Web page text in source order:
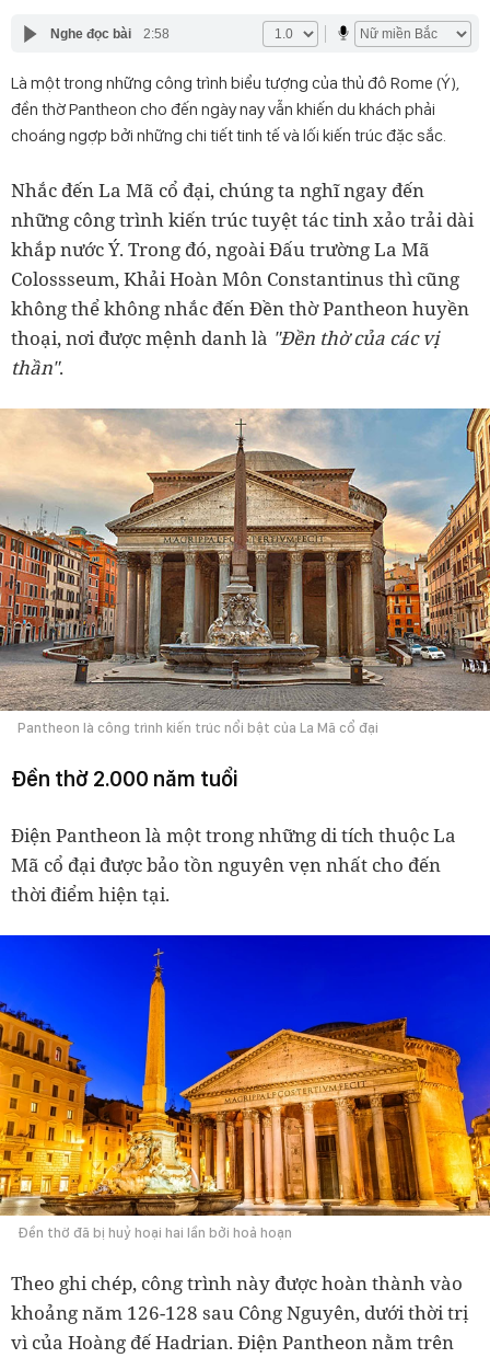
Nghe đọc bài 2:58
Là một trong những công trình biểu tượng của thủ đô Rome (Ý),
đền thờ Pantheon cho đến ngày nay vẫn khiến du khách phải
choáng ngợp bởi những chi tiết tinh tế và lối kiến trúc đặc sắc.
Nhắc đến La Mã cổ đại, chúng ta nghĩ ngay đến
những công trình kiến trúc tuyệt tác tinh xảo trải dài
khắp nước Ý. Trong đó, ngoài Đấu trường La Mã
Colossseum, Khải Hoàn Môn Constantinus thì cũng
không thể không nhắc đến Đền thờ Pantheon huyền
thoại, nơi được mệnh danh là "Đền thờ của các vị
thần".
Pantheon là công trình kiến trúc nổi bật của La Mã cổ đại
Đền thờ 2.000 năm tuổi
Điện Pantheon là một trong những di tích thuộc La
Mã cổ đại được bảo tồn nguyên vẹn nhất cho đến
thời điểm hiện tại.
Đền thờ đã bị huỷ hoại hai lần bởi hoả hoạn
Theo ghi chép, công trình này được hoàn thành vào
khoảng năm 126-128 sau Công Nguyên, dưới thời trị
vì của Hoàng đế Hadrian. Điện Pantheon nằm trên